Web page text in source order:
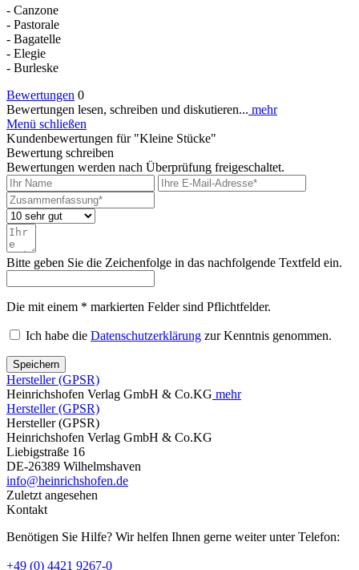
- Canzone
- Pastorale
- Bagatelle
- Elegie
- Burleske
Bewertungen 0
Bewertungen lesen, schreiben und diskutieren... mehr
Menü schließen
Kundenbewertungen für "Kleine Stücke"
Bewertung schreiben
Bewertungen werden nach Überprüfung freigeschaltet.
Bitte geben Sie die Zeichenfolge in das nachfolgende Textfeld ein.
Die mit einem * markierten Felder sind Pflichtfelder.
Ich habe die Datenschutzerklärung zur Kenntnis genommen.
Speichern
Hersteller (GPSR)
Heinrichshofen Verlag GmbH & Co.KG mehr
Hersteller (GPSR)
Hersteller (GPSR)
Heinrichshofen Verlag GmbH & Co.KG
Liebigstraße 16
DE-26389 Wilhelmshaven
info@heinrichshofen.de
Zuletzt angesehen
Kontakt
Benötigen Sie Hilfe? Wir helfen Ihnen gerne weiter unter Telefon:
+49 (0) 4421 9267-0